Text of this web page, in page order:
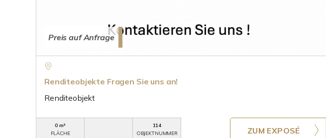
Preis auf Anfrage
Renditeobjekte Fragen Sie uns an!
Renditeobjekt
0 m²
FLÄCHE
114
OBJEKTNUMMER
ZUM EXPOSÉ